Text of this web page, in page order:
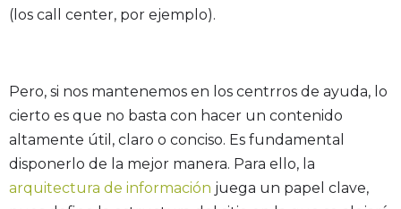
(los call center, por ejemplo).
Pero, si nos mantenemos en los centrros de ayuda, lo
cierto es que no basta con hacer un contenido
altamente útil, claro o conciso. Es fundamental
disponerlo de la mejor manera. Para ello, la
arquitectura de información juega un papel clave,